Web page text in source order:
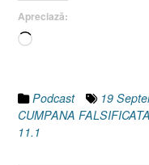
Apreciază:
Încarc...
Podcast 19
CUMPANA FALSIFICATA
11.1